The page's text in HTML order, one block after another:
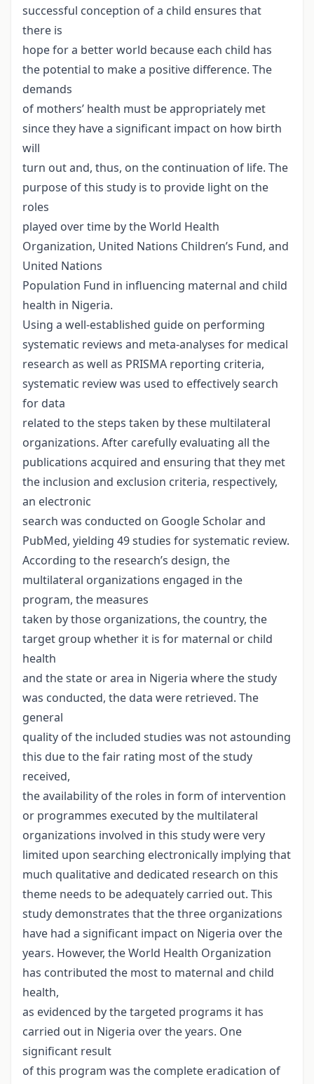
successful conception of a child ensures that
there is
hope for a better world because each child has
the potential to make a positive difference. The
demands
of mothers’ health must be appropriately met
since they have a significant impact on how birth
will
turn out and, thus, on the continuation of life. The
purpose of this study is to provide light on the
roles
played over time by the World Health
Organization, United Nations Children’s Fund, and
United Nations
Population Fund in influencing maternal and child
health in Nigeria.
Using a well-established guide on performing
systematic reviews and meta-analyses for medical
research as well as PRISMA reporting criteria,
systematic review was used to effectively search
for data
related to the steps taken by these multilateral
organizations. After carefully evaluating all the
publications acquired and ensuring that they met
the inclusion and exclusion criteria, respectively,
an electronic
search was conducted on Google Scholar and
PubMed, yielding 49 studies for systematic review.
According to the research’s design, the
multilateral organizations engaged in the
program, the measures
taken by those organizations, the country, the
target group whether it is for maternal or child
health
and the state or area in Nigeria where the study
was conducted, the data were retrieved. The
general
quality of the included studies was not astounding
this due to the fair rating most of the study
received,
the availability of the roles in form of intervention
or programmes executed by the multilateral
organizations involved in this study were very
limited upon searching electronically implying that
much qualitative and dedicated research on this
theme needs to be adequately carried out. This
study demonstrates that the three organizations
have had a significant impact on Nigeria over the
years. However, the World Health Organization
has contributed the most to maternal and child
health,
as evidenced by the targeted programs it has
carried out in Nigeria over the years. One
significant result
of this program was the complete eradication of